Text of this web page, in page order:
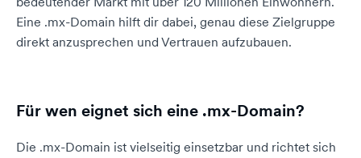
Eine .mx-Domain hilft dir dabei, genau diese Zielgruppe
direkt anzusprechen und Vertrauen aufzubauen.
Für wen eignet sich eine .mx-Domain?
Die .mx-Domain ist vielseitig einsetzbar und richtet sich